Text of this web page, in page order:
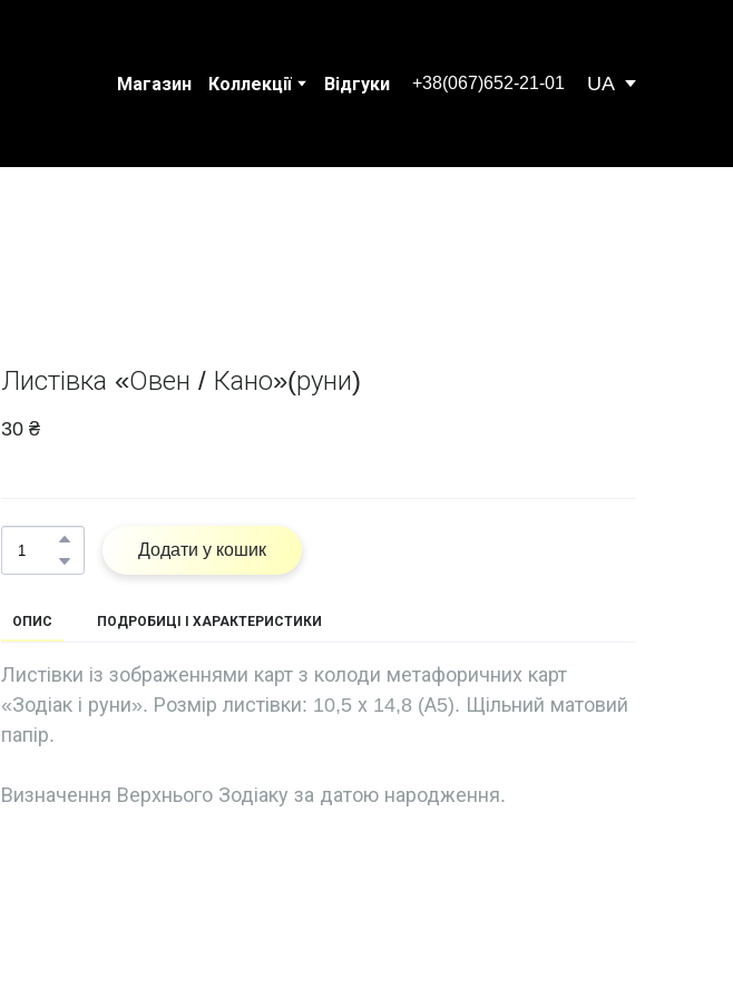
Магазин Коллекції Відгуки +38(067)652-21-01 UA
Листівка «Овен / Кано»(руни)
30 ₴
Додати у кошик
ОПИС ПОДРОБИЦІ І ХАРАКТЕРИСТИКИ
Листівки із зображеннями карт з колоди метафоричних карт
«Зодіак і руни». Розмір листівки: 10,5 х 14,8 (А5). Щільний матовий
папір.
Визначення Верхнього Зодіаку за датою народження.